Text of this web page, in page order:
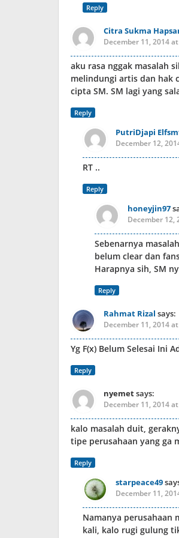
Reply
Citra Sukma
December 11, 2014
aku rasa nggak masalah
melindungi artis dan hak
cipta SM. SM lagi yang
Reply
PutriDjapi
December 12,
RT ..
Reply
honeyjin97
December 12,
Sebenarnya
belum clear dan
Harapnya sih, SM
Reply
Rahmat Rizal says:
December 11, 2014
Yg F(x) Belum Selesai Ini
Reply
nyemetsays:
December 11, 2014
kalo masalah duit,
tipe perusahaan yang ga
Reply
starpeace49
December 11,
Namanya perusahaan
kali, kalo rugi gulung